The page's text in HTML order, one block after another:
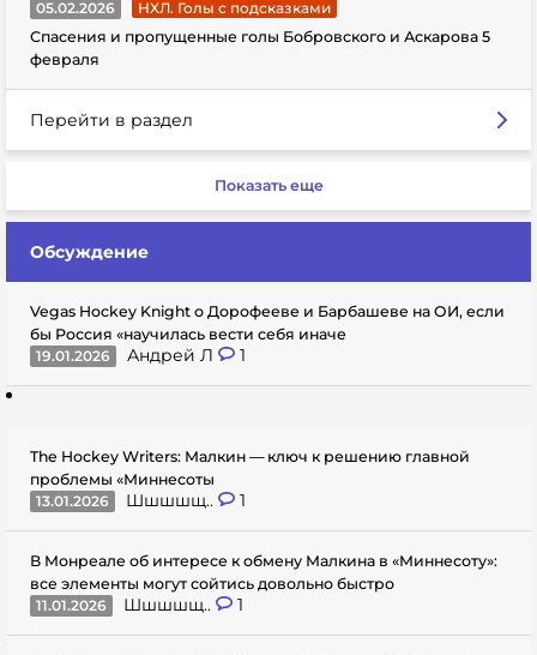
05.02.2026
НХЛ. Голы с подсказками
Спасения и пропущенные голы Бобровского и Аскарова 5
февраля
Перейти в раздел
Показать еще
Обсуждение
Vegas Hockey Knight о Дорофееве и Барбашеве на ОИ, если
бы Россия «научилась вести себя иначе
19.01.2026
Андрей Л 1
The Hockey Writers: Малкин — ключ к решению главной
проблемы «Миннесоты
13.01.2026
Шшшшщ.. 1
В Монреале об интересе к обмену Малкина в «Миннесоту»:
все элементы могут сойтись довольно быстро
11.01.2026
Шшшшщ.. 1